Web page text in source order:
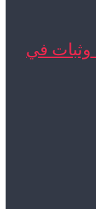
في